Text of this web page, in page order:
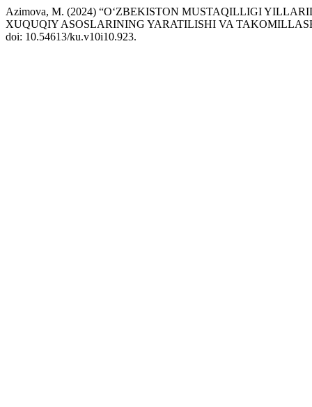
Azimova, M. (2024) “O‘ZBEKISTON MUSTAQILLIGI
XUQUQIY ASOSLARINING YARATILISHI VA
doi: 10.54613/ku.v10i10.923.